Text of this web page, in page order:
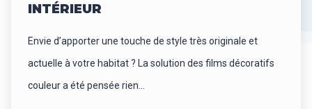
INTÉRIEUR
Envie d’apporter une touche de style très originale et
actuelle à votre habitat ? La solution des films décoratifs
couleur a été pensée rien...